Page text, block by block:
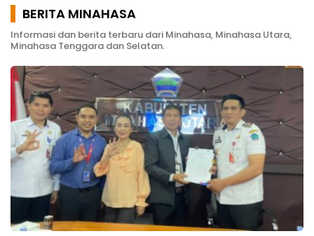
BERITA MINAHASA
Informasi dan berita terbaru dari Minahasa, Minahasa Utara,
Minahasa Tenggara dan Selatan.